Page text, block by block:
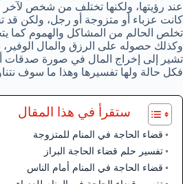
عند رؤيتها، ولكنها تختلف من شخص لآخر
كانت عزباء أو متزوجة أو رجل، ولكن قد
تخلص الحالم من المشاكل والهموم كما
وكذلك حصوله على الرزق والمال الوفير،
تشير إلى إخراج المال في صورة صدقات
فكل حالة ولها تفسيرها وهذا ما سوف
ستقرأ في هذا المقال
قضاء الحاجة في المنام للمتزوجة
تفسير حلم قضاء الحاجة البراز
قضاء الحاجة في المنام أمام الناس